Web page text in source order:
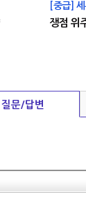
[중급]
쟁점 위
질문/답변